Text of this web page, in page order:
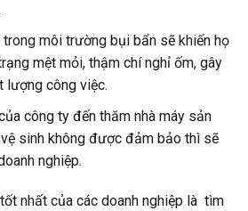
trong môi trường bụi bẩn sẽ khiến họ
mệt mỏi, thậm chí nghỉ ốm, gây
lượng công việc.
công ty đến thăm nhà máy sản
sinh không được đảm bảo thì sẽ
nghiệp.
nhất của các doanh nghiệp là tìm